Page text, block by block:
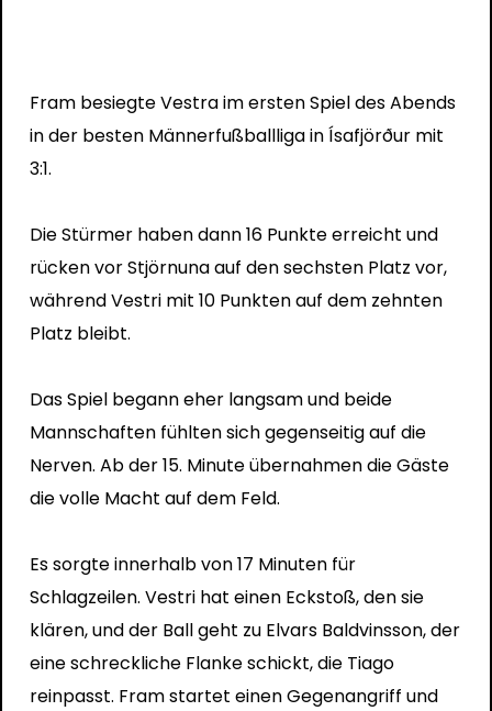
Fram besiegte Vestra im ersten Spiel des Abends
in der besten Männerfußballliga in Ísafjörður mit
3:1.
Die Stürmer haben dann 16 Punkte erreicht und
rücken vor Stjörnuna auf den sechsten Platz vor,
während Vestri mit 10 Punkten auf dem zehnten
Platz bleibt.
Das Spiel begann eher langsam und beide
Mannschaften fühlten sich gegenseitig auf die
Nerven. Ab der 15. Minute übernahmen die Gäste
die volle Macht auf dem Feld.
Es sorgte innerhalb von 17 Minuten für
Schlagzeilen. Vestri hat einen Eckstoß, den sie
klären, und der Ball geht zu Elvars Baldvinsson, der
eine schreckliche Flanke schickt, die Tiago
reinpasst. Fram startet einen Gegenangriff und